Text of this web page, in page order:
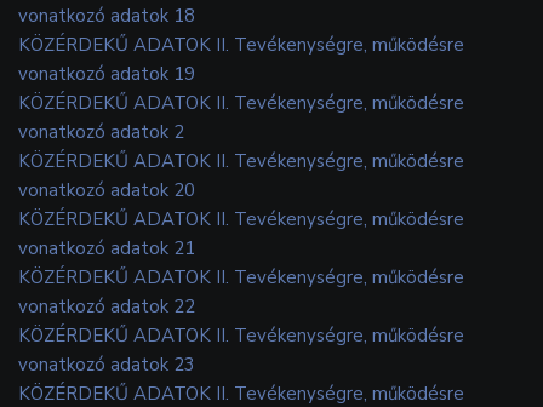
vonatkozó adatok 18
KÖZÉRDEKŰ ADATOK II. Tevékenységre, működésre
vonatkozó adatok 19
KÖZÉRDEKŰ ADATOK II. Tevékenységre, működésre
vonatkozó adatok 2
KÖZÉRDEKŰ ADATOK II. Tevékenységre, működésre
vonatkozó adatok 20
KÖZÉRDEKŰ ADATOK II. Tevékenységre, működésre
vonatkozó adatok 21
KÖZÉRDEKŰ ADATOK II. Tevékenységre, működésre
vonatkozó adatok 22
KÖZÉRDEKŰ ADATOK II. Tevékenységre, működésre
vonatkozó adatok 23
KÖZÉRDEKŰ ADATOK II. Tevékenységre, működésre